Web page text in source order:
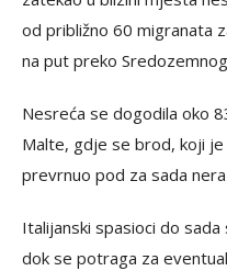
od približno 60 migranata
na put preko
Nesreća se dogodila oko
Malte, gdje se brod, koji
prevrnuo pod za sada
Italijanski spasioci do
dok se potraga za